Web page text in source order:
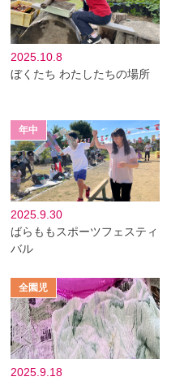
2025.10.8
ぼくたち わたしたちの場所
2025.9.30
ばらももスポーツフェスティ
バル
2025.9.18